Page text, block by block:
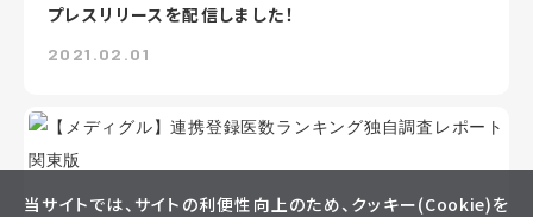
プレスリリースを配信しました！
2021.02.01
当サイトでは、サイトの利便性向上のため、クッキー(Cookie)を